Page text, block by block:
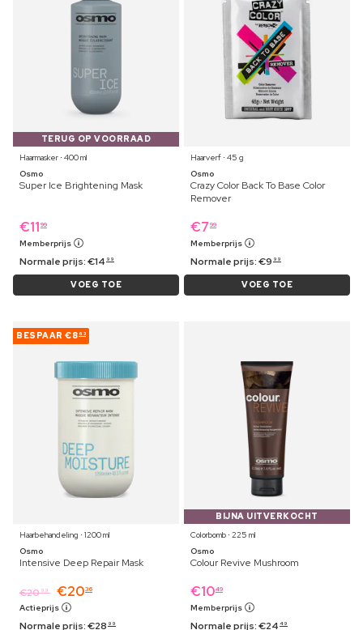
TERUG OP VOORRAAD
Haarmasker ⋅ 400 ml
Osmo
Super Ice Brightening Mask
€11 99
Memberprijs
Normale prijs:€14 99
VOEG TOE
Haarverf ⋅ 45 g
Osmo
Crazy Color Back To Base Color
Remover
€7 99
Memberprijs
Normale prijs:€9 99
VOEG TOE
BESPAAR €8 63
Haarbehandeling ⋅ 1200 ml
Osmo
Intensive Deep Repair Mask
€20 99 €2036
Actieprijs
Normale prijs:€28 99
BIJNA UITVERKOCHT
Colorbomb ⋅ 225 ml
Osmo
Colour Revive Mushroom
€1049
Memberprijs
Normale prijs:€24 49